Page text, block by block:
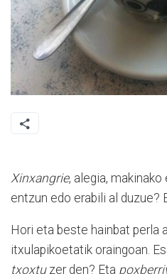
Xinxangrie, alegia,
entzun edo erabili al duzue?
Hori eta beste hainbat perla
itxulapikoetatik oraingoan.
txoxtuzer den? Eta